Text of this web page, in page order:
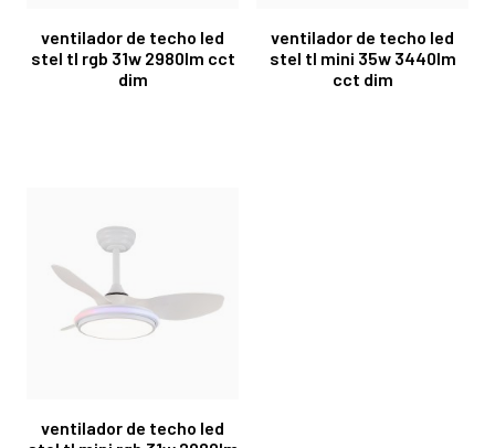
ventilador de techo led
stel tl rgb 31w 2980lm cct
dim
ventilador de techo led
stel tl mini 35w 3440lm
cct dim
ventilador de techo led